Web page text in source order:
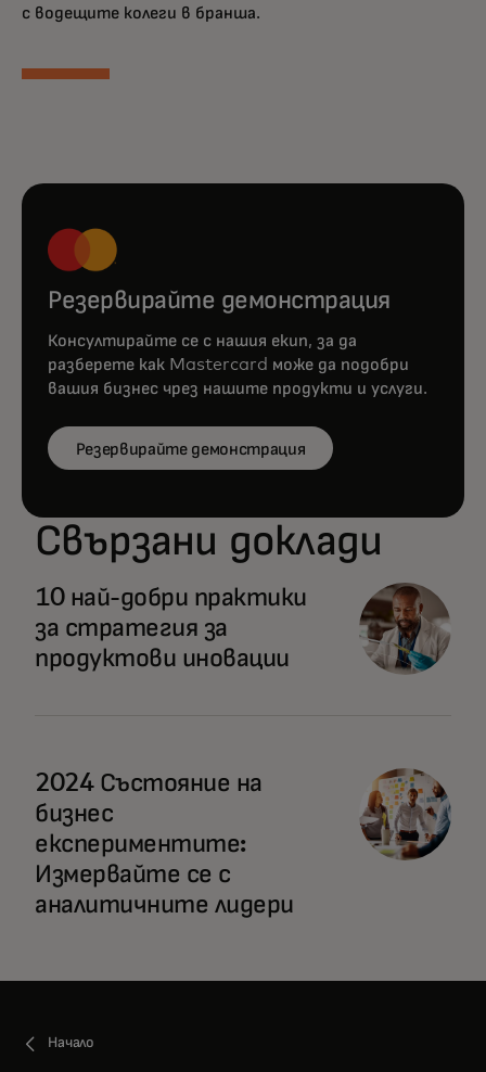
с водещите колеги в бранша.
Резервирайте демонстрация
Консултирайте се с нашия екип, за да
разберете как Mastercard може да подобри
вашия бизнес чрез нашите продукти и услуги.
Резервирайте демонстрация
Свързани доклади
10 най-добри практики
за стратегия за
продуктови иновации
2024 Състояние на
бизнес
експериментите:
Измервайте се с
аналитичните лидери
Начало